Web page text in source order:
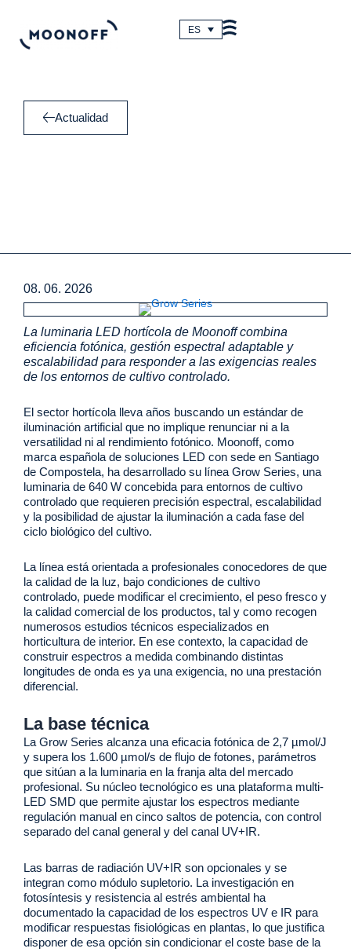
contenido
ES
Actualidad
08. 06. 2026
La luminaria LED hortícola de Moonoff combina
eficiencia fotónica, gestión espectral adaptable y
escalabilidad para responder a las exigencias reales
de los entornos de cultivo controlado.
El sector hortícola lleva años buscando un estándar de
iluminación artificial que no implique renunciar ni a la
versatilidad ni al rendimiento fotónico. Moonoff, como
marca española de soluciones LED con sede en Santiago
de Compostela, ha desarrollado su línea Grow Series, una
luminaria de 640 W concebida para entornos de cultivo
controlado que requieren precisión espectral, escalabilidad
y la posibilidad de ajustar la iluminación a cada fase del
ciclo biológico del cultivo.
La línea está orientada a profesionales conocedores de que
la calidad de la luz, bajo condiciones de cultivo
controlado, puede modificar el crecimiento, el peso fresco y
la calidad comercial de los productos, tal y como recogen
numerosos estudios técnicos especializados en
horticultura de interior. En ese contexto, la capacidad de
construir espectros a medida combinando distintas
longitudes de onda es ya una exigencia, no una prestación
diferencial.
La base técnica
La Grow Series alcanza una eficacia fotónica de 2,7 µmol/J
y supera los 1.600 µmol/s de flujo de fotones, parámetros
que sitúan a la luminaria en la franja alta del mercado
profesional. Su núcleo tecnológico es una plataforma multi-
LED SMD que permite ajustar los espectros mediante
regulación manual en cinco saltos de potencia, con control
separado del canal general y del canal UV+IR.
Las barras de radiación UV+IR son opcionales y se
integran como módulo supletorio. La investigación en
fotosíntesis y resistencia al estrés ambiental ha
documentado la capacidad de los espectros UV e IR para
modificar respuestas fisiológicas en plantas, lo que justifica
disponer de esa opción sin condicionar el coste base de la